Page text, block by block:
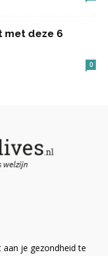
met deze 6
0
je gezondheid te